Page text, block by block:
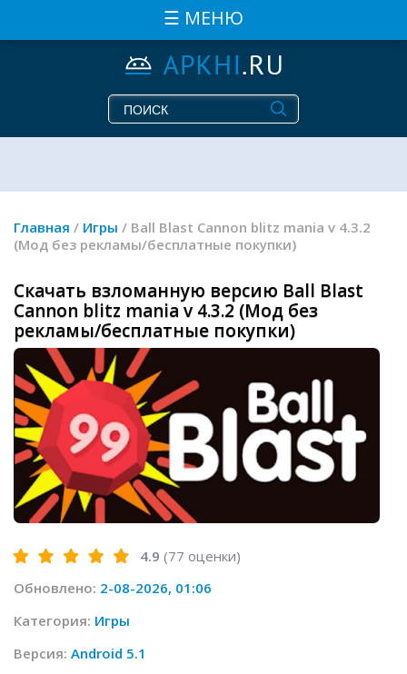
☰ МЕНЮ
Главная / Игры / Ball Blast Cannon blitz mania v 4.3.2
(Мод без рекламы/бесплатные покупки)
Скачать взломанную версию Ball Blast
Cannon blitz mania v 4.3.2 (Мод без
рекламы/бесплатные покупки)
4.9 (77 оценки)
Обновлено: 2-08-2026, 01:06
Категория: Игры
Версия: Android 5.1